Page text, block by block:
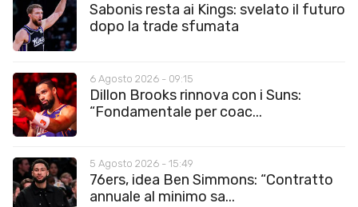
Sabonis resta ai Kings: svelato il futuro
dopo la trade sfumata
6 Agosto 2026 - 09:15
Dillon Brooks rinnova con i Suns:
“Fondamentale per coac...
5 Agosto 2026 - 15:49
76ers, idea Ben Simmons: “Contratto
annuale al minimo sa...